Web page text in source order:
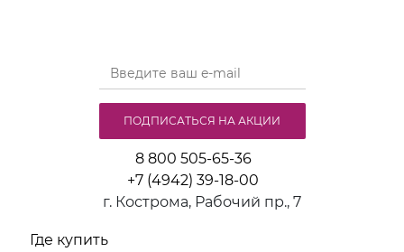
8 800 505-65-36
+7 (4942) 39-18-00
г. Кострома, Рабочий пр., 7
Где купить
ПОДПИСАТЬСЯ НА АКЦИИ